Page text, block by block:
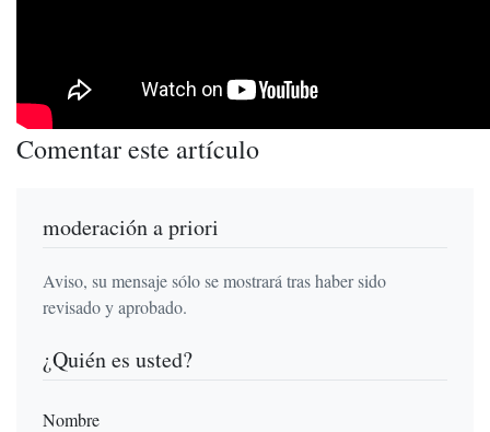
Comentar este artículo
moderación a priori
Aviso, su mensaje sólo se mostrará tras haber sido
revisado y aprobado.
¿Quién es usted?
Nombre